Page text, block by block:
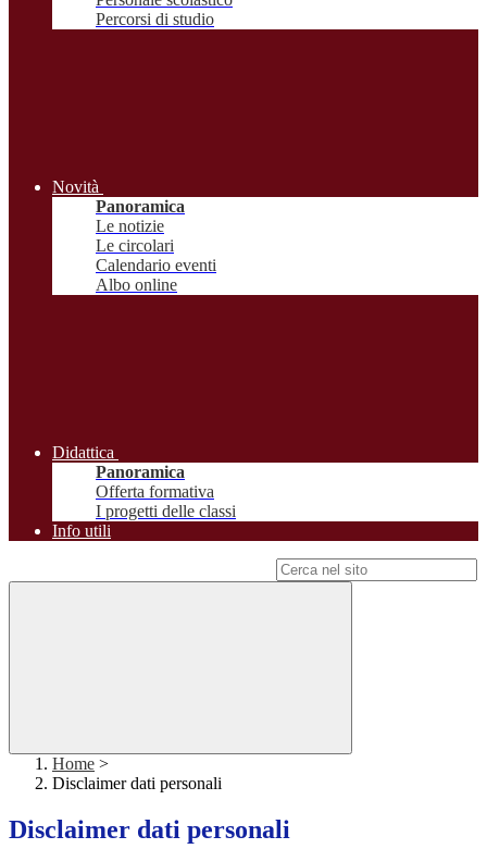
Percorsi di studio
Novità
Panoramica
Le notizie
Le circolari
Calendario eventi
Albo online
Didattica
Panoramica
Offerta formativa
I progetti delle classi
Info utili
Home >
Disclaimer dati personali
Disclaimer dati personali